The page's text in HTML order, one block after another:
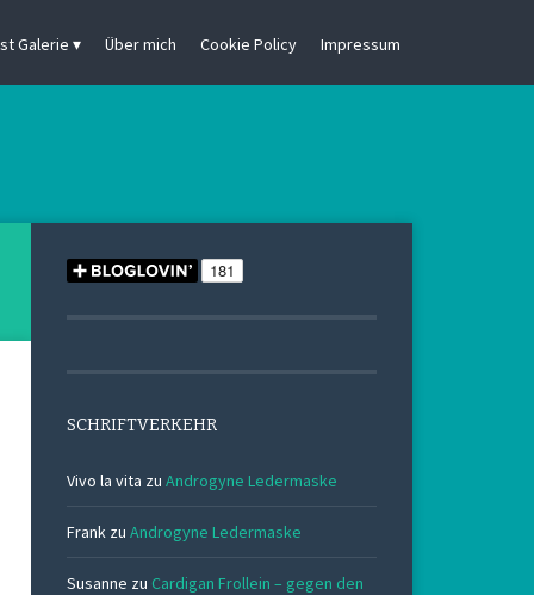
Galerie Über mich Cookie Policy Impressum
SCHRIFTVERKEHR
Vivo la vita zu Androgyne Ledermaske
Frank zu Androgyne Ledermaske
Susanne zu Cardigan Frollein – gegen den